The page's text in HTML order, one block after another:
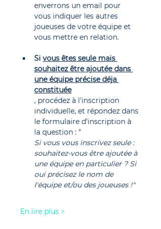
enverrons un email pour
vous indiquer les autres
joueuses de votre équipe et
vous mettre en relation.
Si vous êtes seule mais
souhaitez être ajoutée dans
une équipe précise déja
constituée
, procédez à l'inscription
individuelle, et répondez dans
le formulaire d'inscription à
la question : "
Si vous vous inscrivez seule :
souhaitez-vous être ajoutée à
une équipe en particulier ? Si
oui précisez le nom de
l'équipe et/ou des joueuses !"
En lire plus >